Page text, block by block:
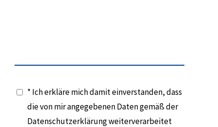
* Ich erkläre mich damit einverstanden, dass
die von mir angegebenen Daten gemäß der
Datenschutzerklärung weiterverarbeitet